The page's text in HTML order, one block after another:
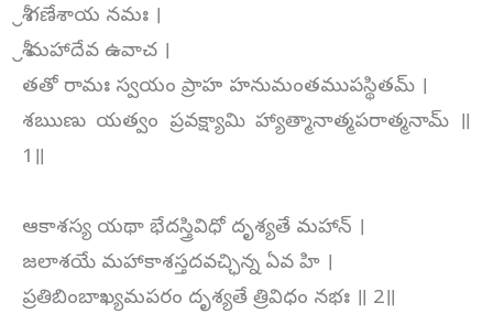
శ్రీ గణేశాయ నమః ।
శ్రీ మహాదేవ ఉవాచ ।
తతో రామః స్వయం ప్రాహ హనుమంతముపస్థితమ్ ।
శ‍ఋణు యత్వం ప్రవక్ష్యామి హ్యాత్మానాత్మపరాత్మనామ్ ॥
1॥
ఆకాశస్య యథా భేదస్త్రివిధో దృశ్యతే మహాన్ ।
జలాశయే మహాకాశస్తదవచ్ఛిన్న ఏవ హి ।
ప్రతిబింబాఖ్యమపరం దృశ్యతే త్రివిధం నభః ॥ 2॥